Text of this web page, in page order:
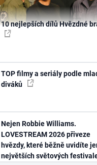
10 nejlepších dílů Hvězdné
TOP filmy a seriály podle
diváků
Nejen Robbie Williams.
LOVESTREAM 2026 přiveze
hvězdy, které běžně uvidíte
největších světových